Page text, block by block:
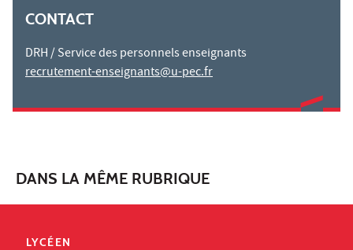
CONTACT
DRH / Service des personnels enseignants
recrutement-enseignants@u-pec.fr
DANS LA MÊME RUBRIQUE
LYCÉEN